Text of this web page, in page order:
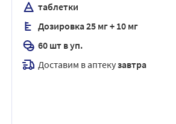
таблетки
Дозировка 25 мг + 10 мг
60 шт в уп.
Доставим в аптекузавтра